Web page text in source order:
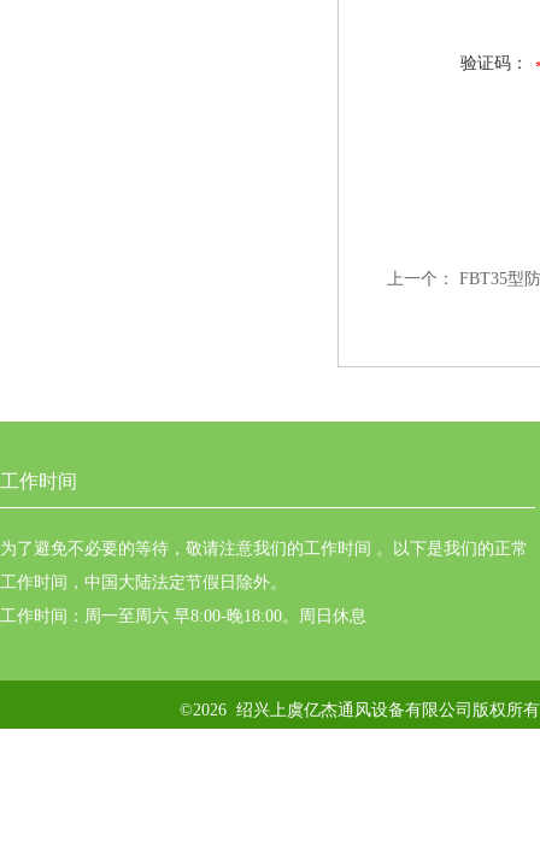
验证码：
上一个： FBT35型
工作时间
为了避免不必要的等待，敬请注意我们的工作时间 。以下是我们的正常
工作时间，中国大陆法定节假日除外。
工作时间：周一至周六 早8:00-晚18:00。周日休息
©2026 绍兴上虞亿杰通风设备有限公司版权所有